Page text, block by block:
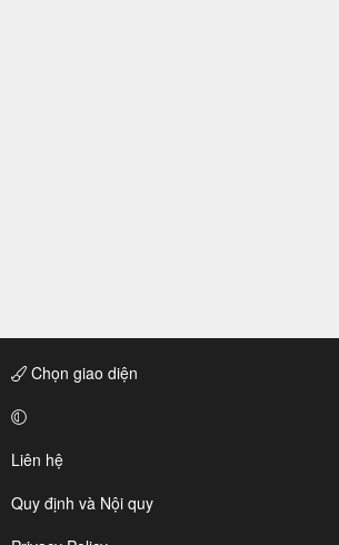
Chọn giao diện
Liên hệ
Quy định và Nội quy